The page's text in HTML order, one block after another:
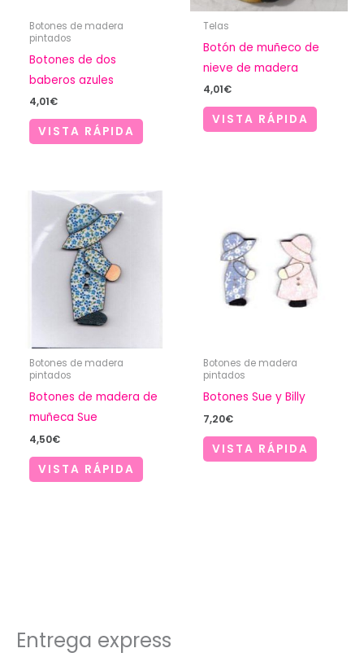
Botones de madera
pintados
Botones de dos
baberos azules
4,01€
VISTA RÁPIDA
Telas
Botón de muñeco de
nieve de madera
4,01€
VISTA RÁPIDA
Botones de madera
pintados
Botones de madera de
muñeca Sue
4,50€
VISTA RÁPIDA
Botones de madera
pintados
Botones Sue y Billy
7,20€
VISTA RÁPIDA
Entrega express